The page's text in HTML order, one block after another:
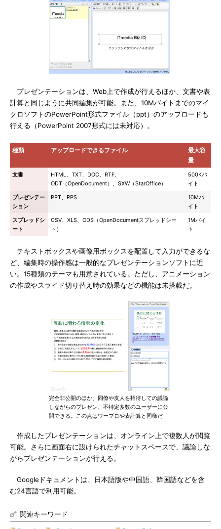
プレゼンテーションは、Web上で作成が行えるほか、文書や表
計算と同じように共同編集が可能。また、10Mバイトまでのマイ
クロソフトのPowerPoint形式ファイル（ppt）のアップロードも
行える（PowerPoint 2007形式には未対応）。
種類 アップロードできるファイル
最大容
量
文書
HTML、TXT、DOC、RTF、
ODT（OpenDocument）、SXW（StarOffice）
500Kバ
イト
プレゼンテー
ション
PPT、PPS
10Mバ
イト
スプレッドシ
ート
CSV、XLS、ODS（OpenDocumentスプレッドシー
ト）
1Mバイ
ト
テキストボックスや画像用ボックスを配置して入力ができるな
ど、編集時の操作感は一般的なプレゼンテーションソフトに近
い。15種類のテーマも用意されている。ただし、アニメーション
の作成やスライド切り替え時の効果などの機能は未搭載だ。
完全非公開のほか、同僚や友人を招待しての議論
しながらのプレゼン、不特定多数のユーザーに公
開できる。この点はワープロや表計算と同様だ
作成したプレゼンテーションは、オンライン上で複数人が閲覧
可能。さらに画面右に設けられたチャットスペースで、議論しな
がらプレゼンテーションが行える。
Googleドキュメントは、日本語版や中国語、韓国語などを含
む24言語で利用可能。
関連キーワード